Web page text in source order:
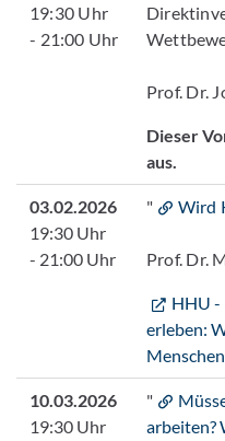
19:30 Uhr
- 21:00 Uhr
Prof. Dr.
Dieser
aus.
03.02.2026
19:30 Uhr
- 21:00 Uhr
" Wird
Prof. Dr.
HHU -
erleben:
10.03.2026
19:30 Uhr
"
arbeiten?